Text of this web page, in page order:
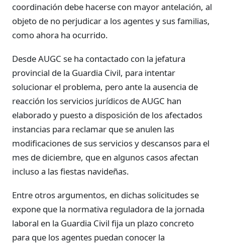
coordinación debe hacerse con mayor antelación, al
objeto de no perjudicar a los agentes y sus familias,
como ahora ha ocurrido.
Desde AUGC se ha contactado con la jefatura
provincial de la Guardia Civil, para intentar
solucionar el problema, pero ante la ausencia de
reacción los servicios jurídicos de AUGC han
elaborado y puesto a disposición de los afectados
instancias para reclamar que se anulen las
modificaciones de sus servicios y descansos para el
mes de diciembre, que en algunos casos afectan
incluso a las fiestas navideñas.
Entre otros argumentos, en dichas solicitudes se
expone que la normativa reguladora de la jornada
laboral en la Guardia Civil fija un plazo concreto
para que los agentes puedan conocer la